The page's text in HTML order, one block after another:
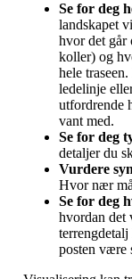
Se for deg
landskapet
hvor det går
koller) og
hele
ledelinje
utfordrende
vant med.
Se for deg
detaljer du
Vurdere
Hvor nær
Se for deg
hvordan det
posten være